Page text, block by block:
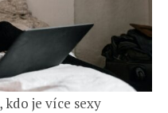
je více sexy